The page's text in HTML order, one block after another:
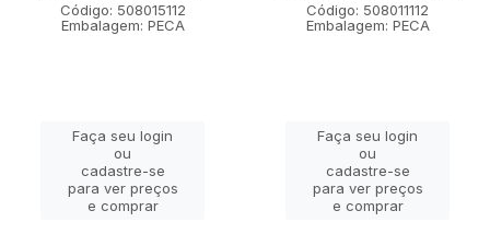
Código: 508015112
Embalagem: PECA
Faça seu login
ou
cadastre-se
para ver preços
e comprar
Código: 508011112
Embalagem: PECA
Faça seu login
ou
cadastre-se
para ver preços
e comprar